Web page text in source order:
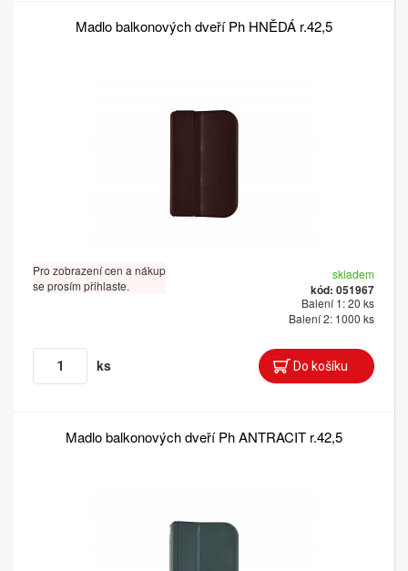
Madlo balkonových dveří Ph HNĚDÁ r.42,5
Pro zobrazení cen a nákup
se prosím přihlaste.
skladem
kód: 051967
Balení 1: 20 ks
Balení 2: 1000 ks
ks
Madlo balkonových dveří Ph ANTRACIT r.42,5